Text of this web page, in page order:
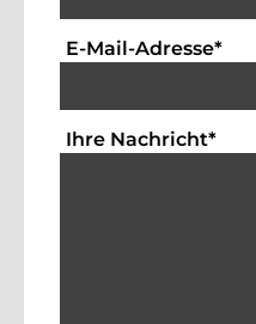
E-Mail-Adresse*
Ihre Nachricht*